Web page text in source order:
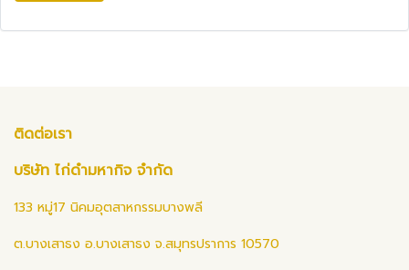
ติดต่อเรา
บริษัท ไก่ดำมหากิจ จำกัด
133 หมู่17 นิคมอุตสาหกรรมบางพลี
ต.บางเสาธง อ.บางเสาธง จ.สมุทรปราการ 10570